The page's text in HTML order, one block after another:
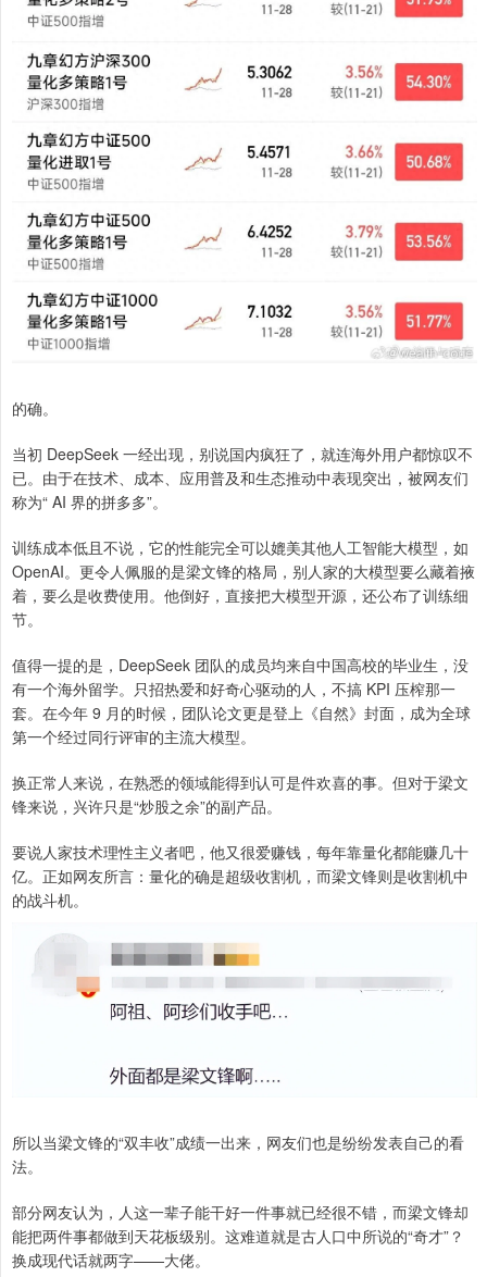
的确。
当初 DeepSeek 一经出现，别说国内疯狂了，就连海外用户都惊叹不
已。由于在技术、成本、应用普及和生态推动中表现突出，被网友们
称为“ AI 界的拼多多”。
训练成本低且不说，它的性能完全可以媲美其他人工智能大模型，如
OpenAI。更令人佩服的是梁文锋的格局，别人家的大模型要么藏着掖
着，要么是收费使用。他倒好，直接把大模型开源，还公布了训练细
节。
值得一提的是，DeepSeek 团队的成员均来自中国高校的毕业生，没
有一个海外留学。只招热爱和好奇心驱动的人，不搞 KPI 压榨那一
套。在今年 9 月的时候，团队论文更是登上《自然》封面，成为全球
第一个经过同行评审的主流大模型。
换正常人来说，在熟悉的领域能得到认可是件欢喜的事。但对于梁文
锋来说，兴许只是“炒股之余”的副产品。
要说人家技术理性主义者吧，他又很爱赚钱，每年靠量化都能赚几十
亿。正如网友所言：量化的确是超级收割机，而梁文锋则是收割机中
的战斗机。
所以当梁文锋的“双丰收”成绩一出来，网友们也是纷纷发表自己的看
法。
部分网友认为，人这一辈子能干好一件事就已经很不错，而梁文锋却
能把两件事都做到天花板级别。这难道就是古人口中所说的“奇才”？
换成现代话就两字——大佬。